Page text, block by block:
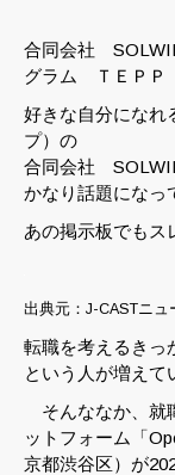
合同会社
グラム ＴＥＰＰ
好きな自分にな
プ）の
合同会社
かなり話題になっ
あの掲示板でもス
出典元：J-CASTニュ
転職を考えるきっ
という人が増えて
そんななか、就
ットフォーム「
京都渋谷区）が